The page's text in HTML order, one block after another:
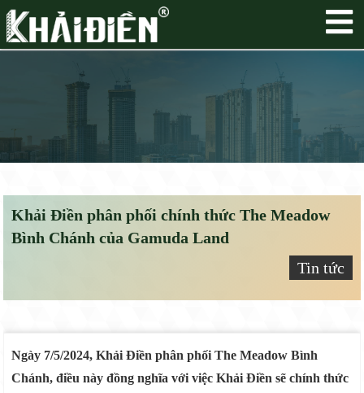
Khải Điền phân phối chính thức The Meadow
Bình Chánh của Gamuda Land
Tin tức
Ngày 7/5/2024, Khải Điền phân phối The Meadow Bình
Chánh, điều này đồng nghĩa với việc Khải Điền sẽ chính thức